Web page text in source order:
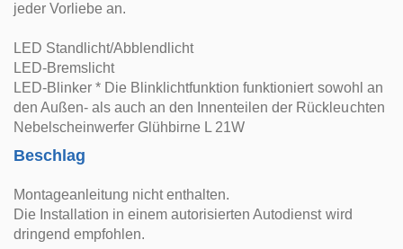
jeder Vorliebe an.
LED Standlicht/Abblendlicht
LED-Bremslicht
LED-Blinker * Die Blinklichtfunktion funktioniert sowohl an
den Außen- als auch an den Innenteilen der Rückleuchten
Nebelscheinwerfer Glühbirne L 21W
Beschlag
Montageanleitung nicht enthalten.
Die Installation in einem autorisierten Autodienst wird
dringend empfohlen.